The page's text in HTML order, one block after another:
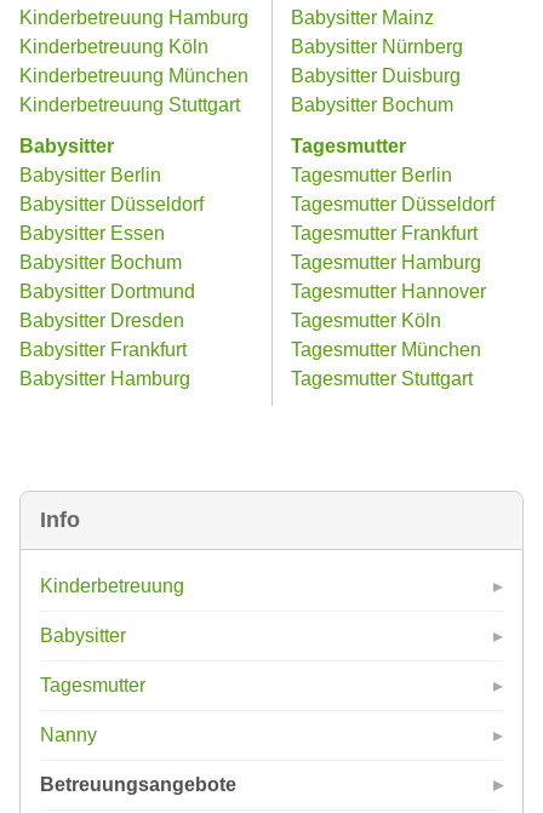
Info
Kinderbetreuung
Babysitter
Tagesmutter
Nanny
Betreuungsangebote
Kinderbetreuung Hamburg
Kinderbetreuung Köln
Kinderbetreuung München
Kinderbetreuung Stuttgart
Babysitter
Babysitter Berlin
Babysitter Düsseldorf
Babysitter Essen
Babysitter Bochum
Babysitter Dortmund
Babysitter Dresden
Babysitter Frankfurt
Babysitter Hamburg
Babysitter Mainz
Babysitter Nürnberg
Babysitter Duisburg
Babysitter Bochum
Tagesmutter
Tagesmutter Berlin
Tagesmutter Düsseldorf
Tagesmutter Frankfurt
Tagesmutter Hamburg
Tagesmutter Hannover
Tagesmutter Köln
Tagesmutter München
Tagesmutter Stuttgart